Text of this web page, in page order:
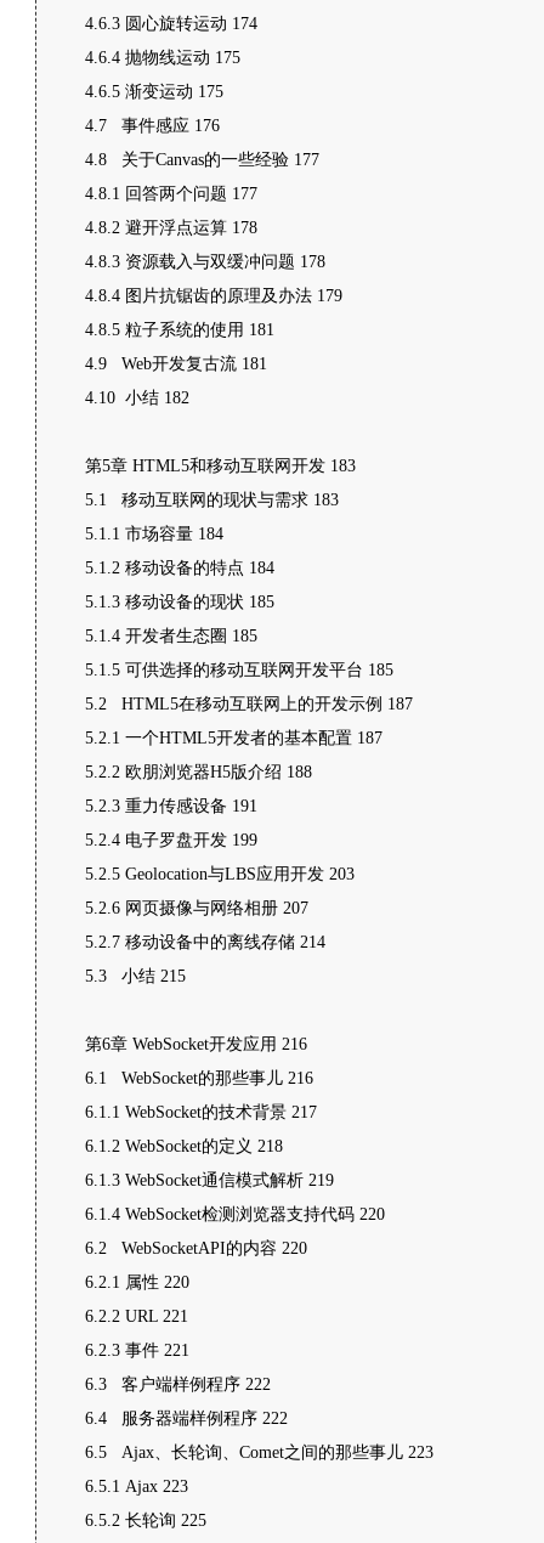
4.6.3 圆心旋转运动 174
4.6.4 抛物线运动 175
4.6.5 渐变运动 175
4.7 事件感应 176
4.8 关于Canvas的一些经验 177
4.8.1 回答两个问题 177
4.8.2 避开浮点运算 178
4.8.3 资源载入与双缓冲问题 178
4.8.4 图片抗锯齿的原理及办法 179
4.8.5 粒子系统的使用 181
4.9 Web开发复古流 181
4.10 小结 182
第5章 HTML5和移动互联网开发 183
5.1 移动互联网的现状与需求 183
5.1.1 市场容量 184
5.1.2 移动设备的特点 184
5.1.3 移动设备的现状 185
5.1.4 开发者生态圈 185
5.1.5 可供选择的移动互联网开发平台 185
5.2 HTML5在移动互联网上的开发示例 187
5.2.1 一个HTML5开发者的基本配置 187
5.2.2 欧朋浏览器H5版介绍 188
5.2.3 重力传感设备 191
5.2.4 电子罗盘开发 199
5.2.5 Geolocation与LBS应用开发 203
5.2.6 网页摄像与网络相册 207
5.2.7 移动设备中的离线存储 214
5.3 小结 215
第6章 WebSocket开发应用 216
6.1 WebSocket的那些事儿 216
6.1.1 WebSocket的技术背景 217
6.1.2 WebSocket的定义 218
6.1.3 WebSocket通信模式解析 219
6.1.4 WebSocket检测浏览器支持代码 220
6.2 WebSocketAPI的内容 220
6.2.1 属性 220
6.2.2 URL 221
6.2.3 事件 221
6.3 客户端样例程序 222
6.4 服务器端样例程序 222
6.5 Ajax、长轮询、Comet之间的那些事儿 223
6.5.1 Ajax 223
6.5.2 长轮询 225